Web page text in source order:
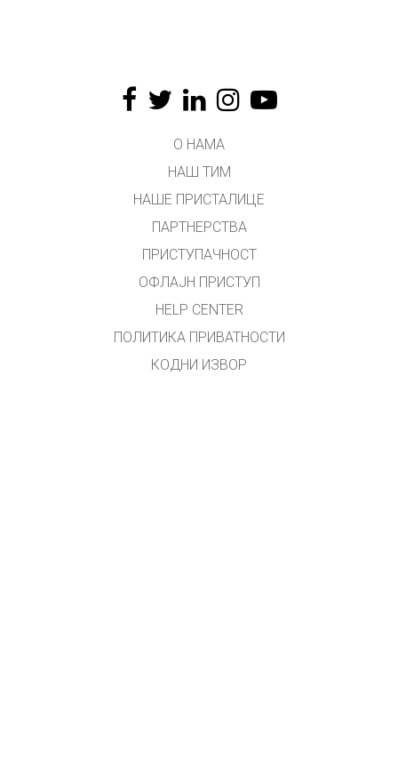
О НАМА
НАШ ТИМ
НАШЕ ПРИСТАЛИЦЕ
ПАРТНЕРСТВА
ПРИСТУПАЧНОСТ
ОФЛАЈН ПРИСТУП
HELP CENTER
ПОЛИТИКА ПРИВАТНОСТИ
КОДНИ ИЗВОР